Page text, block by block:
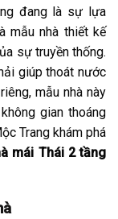
đang là sự lựa
mẫu nhà thiết kế
sự truyền thống.
giúp thoát nước
mẫu nhà này
gian thoáng
Trang khám phá
mái Thái 2 tầng